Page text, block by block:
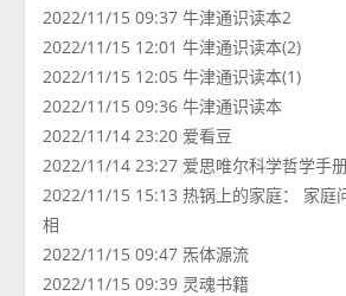
2022/11/15 09:37 牛津通识读本2
2022/11/15 12:01 牛津通识读本(2)
2022/11/15 12:05 牛津通识读本(1)
2022/11/15 09:36 牛津通识读本
2022/11/14 23:20 爱看豆
2022/11/14 23:27 爱思唯尔科学哲学手
2022/11/15 15:13 热锅上的家庭： 家庭
相
2022/11/15 09:47 炁体源流
2022/11/15 09:39 灵魂书籍